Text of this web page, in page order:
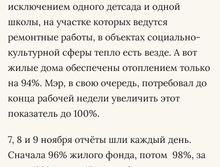
исключением одного детсада и одной
школы, на участке которых ведутся
ремонтные работы, в объектах социально-
культурной сферы тепло есть везде. А вот
жилые дома обеспечены отоплением только
на 94%. Мэр, в свою очередь, потребовал до
конца рабочей недели увеличить этот
показатель до 100%.
7, 8 и 9 ноября отчёты шли каждый день.
Сначала 96% жилого фонда, потом 98%, за